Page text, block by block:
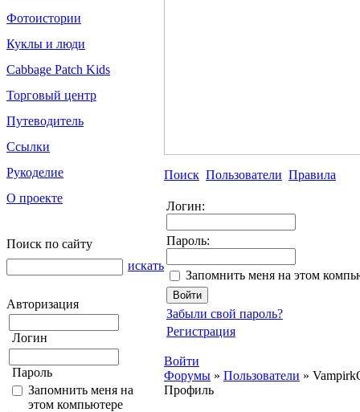
Фотоистории
Куклы и люди
Cabbage Patch Kids
Торговый центр
Путеводитель
Ссылки
Рукоделие
О проекте
Поиск по сайту
искать
Авторизация
Логин
Пароль
Запомнить меня на
этом компьютере
Поиск Пользователи Правила
Логин:
Пароль:
Запомнить меня на этом
Забыли свой пароль?
Регистрация
Войти
Форумы » Пользователи »
Профиль